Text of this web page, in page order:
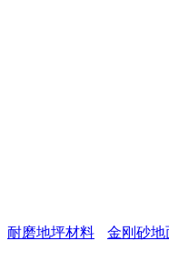
耐磨地坪材料 金刚砂地